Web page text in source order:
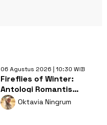
06 Agustus 2026 | 10:30 WIB
Fireflies of Winter:
Antologi Romantis
Tentang Harapan yang
Nyaris Padam
Oktavia Ningrum